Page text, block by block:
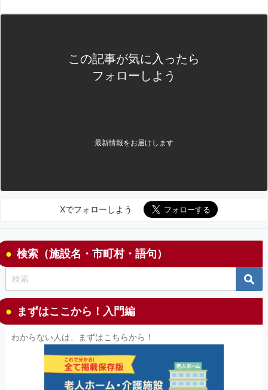
この記事が気に入ったら
フォローしよう
最新情報をお届けします
Xでフォローしよう
検索（施設名・市町村・語句）
まずはここから！入門編
わからない人は、まずはこちらから！